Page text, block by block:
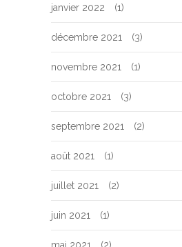
janvier 2022 (1)
décembre 2021 (3)
novembre 2021 (1)
octobre 2021 (3)
septembre 2021 (2)
août 2021 (1)
juillet 2021 (2)
juin 2021 (1)